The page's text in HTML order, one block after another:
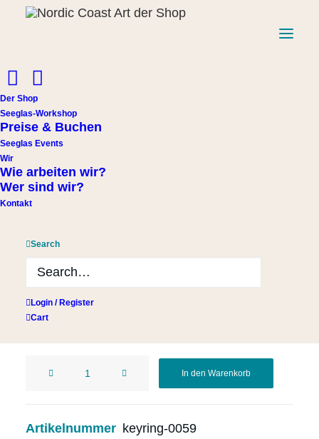
Der Shop
Seeglas-Workshop
Preise & Buchen
Seeglas Events
Wir
Wie arbeiten wir?
Wer sind wir?
Kontakt
Search
Login / Register
Cart
Start
Schlüsselanhänger Seeglas
Schlüsselanhänger aus
Treibholz mit weißem Seeglas
13,00€
weißem
In den Warenkorb
Artikelnummer keyring-0059